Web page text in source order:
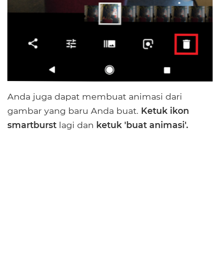
Anda juga dapat membuat animasi dari
gambar yang baru Anda buat. Ketuk ikon
smartburst lagi dan ketuk 'buat animasi'.